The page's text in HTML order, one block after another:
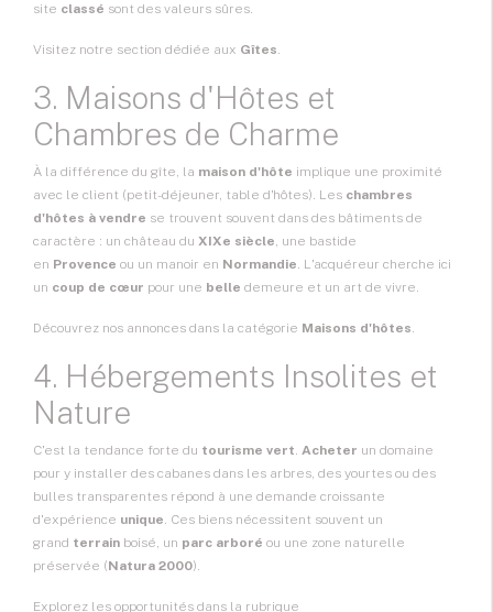
site classé sont des valeurs sûres.
Visitez notre section dédiée aux Gîtes.
3. Maisons d'Hôtes et
Chambres de Charme
À la différence du gîte, la maison d'hôte implique une proximité
avec le client (petit-déjeuner, table d'hôtes). Les chambres
d'hôtes à vendre se trouvent souvent dans des bâtiments de
caractère : un château du XIXe siècle, une bastide
en Provence ou un manoir en Normandie. L'acquéreur cherche ici
un coup de cœur pour une belle demeure et un art de vivre.
Découvrez nos annonces dans la catégorie Maisons d'hôtes.
4. Hébergements Insolites et
Nature
C'est la tendance forte du tourisme vert. Acheter un domaine
pour y installer des cabanes dans les arbres, des yourtes ou des
bulles transparentes répond à une demande croissante
d'expérience unique. Ces biens nécessitent souvent un
grand terrain boisé, un parc arboré ou une zone naturelle
préservée (Natura 2000).
Explorez les opportunités dans la rubrique